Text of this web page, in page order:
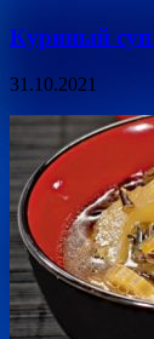
Куриный
31.10.2021